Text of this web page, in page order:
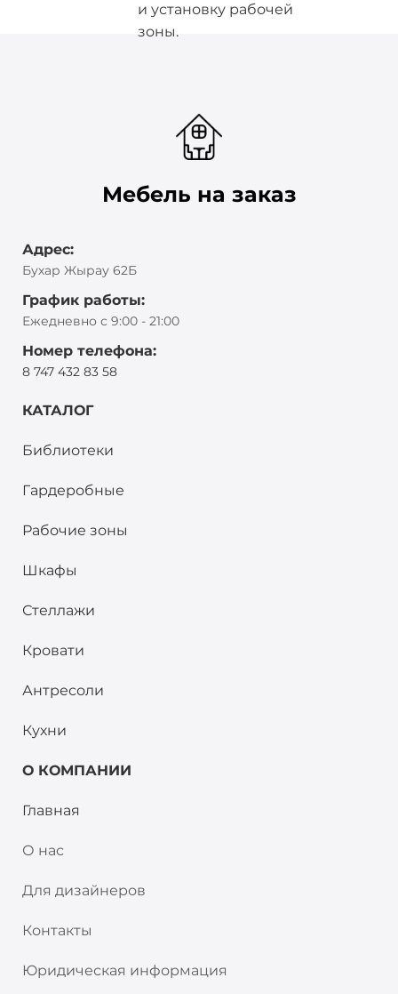
и установку рабочей
зоны.
Мебель на заказ
Адрес:
Бухар Жырау 62Б
График работы:
Ежедневно с 9:00 - 21:00
Номер телефона:
8 747 432 83 58
КАТАЛОГ
Библиотеки
Гардеробные
Рабочие зоны
Шкафы
Стеллажи
Кровати
Антресоли
Кухни
О КОМПАНИИ
Главная
О нас
Для дизайнеров
Контакты
Юридическая информация